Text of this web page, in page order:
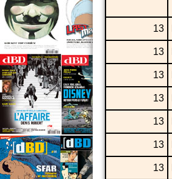
13
13
13
13
13
13
13